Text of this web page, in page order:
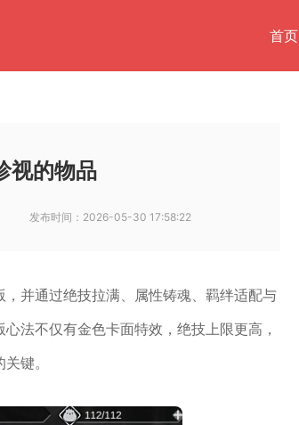
首页
视的物品
发布时间： 2026-05-30 17:58:22
并通过绝技拉满、属性铸魂、羁绊适配与
法不仅有金色卡面特效，绝技上限更高，
键。